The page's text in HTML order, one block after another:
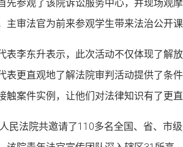
先参观了该院诉讼服务中心，并现场观
主审法官为前来参观学生带来法治公开
表李东升表示，此次活动不仅体现了解
表更直观地了解法院审判活动提供了条
触案件实例，让他们对法律知识有了更
民法院共邀请了110多名全国、省、市